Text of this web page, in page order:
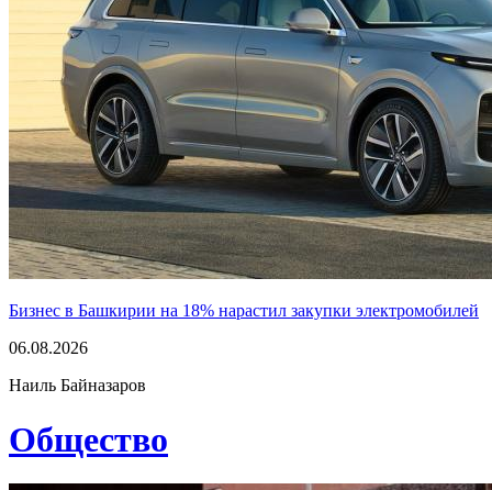
Бизнес в Башкирии на 18% нарастил закупки электромобилей
06.08.2026
Наиль Байназаров
Общество